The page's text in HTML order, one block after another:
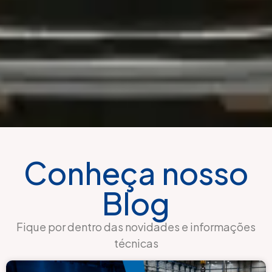
Conheça nosso
Blog
Fique por dentro das novidades e informações
técnicas